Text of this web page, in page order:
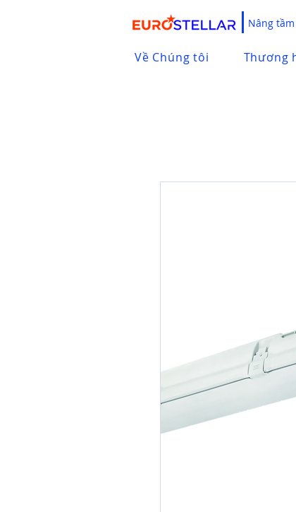
Nâng
Về Chúng tôi Thương